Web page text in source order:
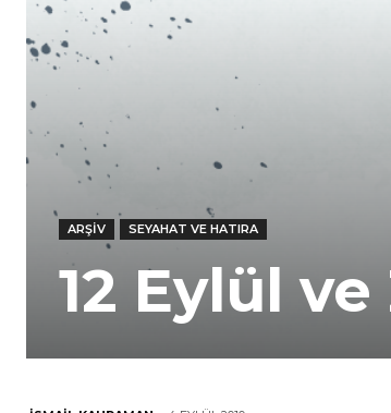
ARŞIV SEYAHAT VE HATIRA
12 Eylül